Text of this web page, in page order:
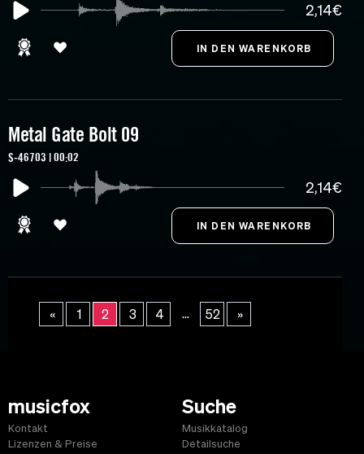
2,14€
Metal Gate Bolt 09
S-46703 | 00:02
2,14€
« 1 2 3 4 ... 52 »
musicfox
Kontakt
Lizenzen & Preise
Suche
Musikkatalog
Detailsuche